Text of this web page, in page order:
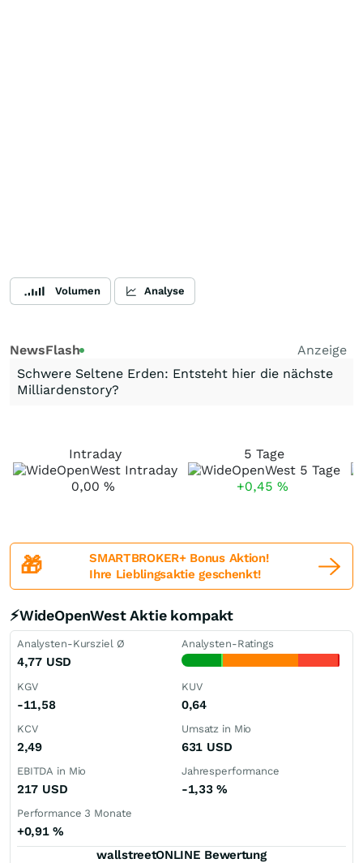
Volumen Analyse
NewsFlash
Anzeige
Schwere Seltene Erden: Entsteht hier die nächste
Milliardenstory?
Intraday
0,00 %
5 Tage
+0,45 %
🎁
SMARTBROKER+ Bonus Aktion!
Ihre Lieblingsaktie geschenkt!
⚡WideOpenWest Aktie kompakt
Analysten-Kursziel Ø
4,77 USD
Analysten-Ratings
KGV
-11,58
KUV
0,64
KCV
2,49
Umsatz in Mio
631 USD
EBITDA in Mio
217 USD
Jahresperformance
-1,33%
Performance 3 Monate
+0,91%
wallstreetONLINE Bewertung